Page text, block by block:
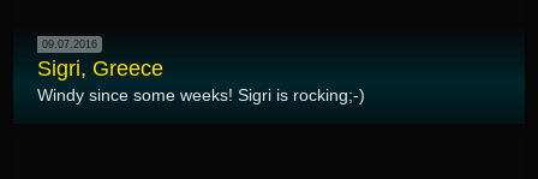
09.07.2016
Sigri, Greece
Windy since some weeks! Sigri is rocking;-)